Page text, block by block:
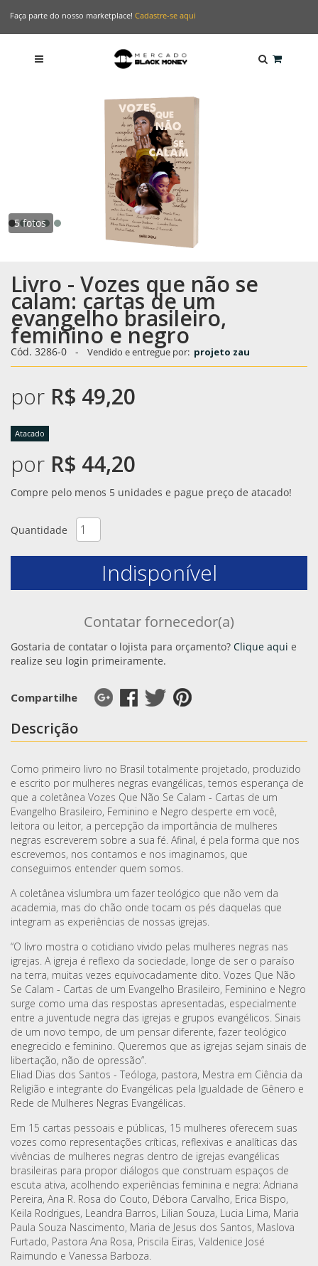
Faça parte do nosso marketplace! Cadastre-se aqui
5 fotos
Livro - Vozes que não se
calam: cartas de um
evangelho brasileiro,
feminino e negro
Cód. 3286-0 - Vendido e entregue por: projeto zau
por R$ 49,20
Atacado
por R$ 44,20
Compre pelo menos 5 unidades e pague preço de atacado!
Quantidade
Indisponível
Contatar fornecedor(a)
Gostaria de contatar o lojista para orçamento? Clique aqui e
realize seu login primeiramente.
Compartilhe
Descrição
Como primeiro livro no Brasil totalmente projetado, produzido
e escrito por mulheres negras evangélicas, temos esperança de
que a coletânea Vozes Que Não Se Calam - Cartas de um
Evangelho Brasileiro, Feminino e Negro desperte em você,
leitora ou leitor, a percepção da importância de mulheres
negras escreverem sobre a sua fé. Afinal, é pela forma que nos
escrevemos, nos contamos e nos imaginamos, que
conseguimos entender quem somos.
A coletânea vislumbra um fazer teológico que não vem da
academia, mas do chão onde tocam os pés daquelas que
integram as experiências de nossas igrejas.
“O livro mostra o cotidiano vivido pelas mulheres negras nas
igrejas. A igreja é reflexo da sociedade, longe de ser o paraíso
na terra, muitas vezes equivocadamente dito. Vozes Que Não
Se Calam - Cartas de um Evangelho Brasileiro, Feminino e Negro
surge como uma das respostas apresentadas, especialmente
entre a juventude negra das igrejas e grupos evangélicos. Sinais
de um novo tempo, de um pensar diferente, fazer teológico
enegrecido e feminino. Queremos que as igrejas sejam sinais de
libertação, não de opressão”.
Eliad Dias dos Santos - Teóloga, pastora, Mestra em Ciência da
Religião e integrante do Evangélicas pela Igualdade de Gênero e
Rede de Mulheres Negras Evangélicas.
Em 15 cartas pessoais e públicas, 15 mulheres oferecem suas
vozes como representações críticas, reflexivas e analíticas das
vivências de mulheres negras dentro de igrejas evangélicas
brasileiras para propor diálogos que construam espaços de
escuta ativa, acolhendo experiências feminina e negra: Adriana
Pereira, Ana R. Rosa do Couto, Débora Carvalho, Erica Bispo,
Keila Rodrigues, Leandra Barros, Lilian Souza, Lucia Lima, Maria
Paula Souza Nascimento, Maria de Jesus dos Santos, Maslova
Furtado, Pastora Ana Rosa, Priscila Eiras, Valdenice José
Raimundo e Vanessa Barboza.